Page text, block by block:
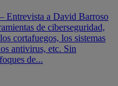
Entrevista a David Barroso
de ciberseguridad,
cortafuegos, los sistemas
antivirus, etc. Sin
de...